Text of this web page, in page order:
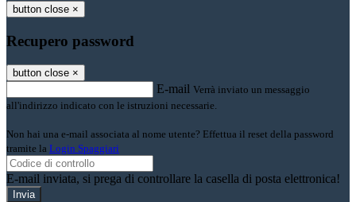
button close ×
Recupero password
button close ×
E-mail Verrà inviato un messaggio
all'indirizzo indicato con le istruzioni necessarie.
Non hai una e-mail associata al nome utente? Effettua il reset della password
tramite la Login Spaggiari
E-mail inviata, si prega di controllare la casella di posta elettronica!